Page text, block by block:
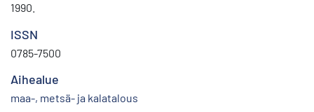
1990.
ISSN
0785-7500
Aihealue
maa-, metsä- ja kalatalous